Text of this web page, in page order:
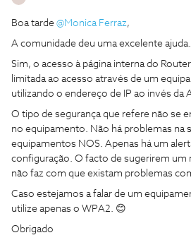
Boa tarde @Monica Ferraz,
A comunidade deu uma excelente ajuda.
Sim, o acesso à página interna do
limitada ao acesso através de um
utilizando o endereço de IP ao invés da
O tipo de segurança que refere não se
no equipamento. Não há problemas na
equipamentos NOS. Apenas há um
configuração. O facto de sugerirem um
não faz com que existam problemas
Caso estejamos a falar de um
utilize apenas o WPA2. 😊
Obrigado